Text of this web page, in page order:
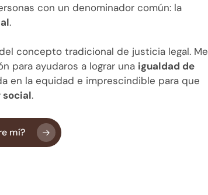
con un denominador común: la
.
concepto tradicional de justicia legal. Me
para ayudaros a lograr una igualdad de
en la equidad e imprescindible para que
social.
mí?